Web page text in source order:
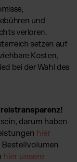
und
verloren.
setzen auf
Kosten,
bei der Wahl des
darum haben
hier
hier unsere